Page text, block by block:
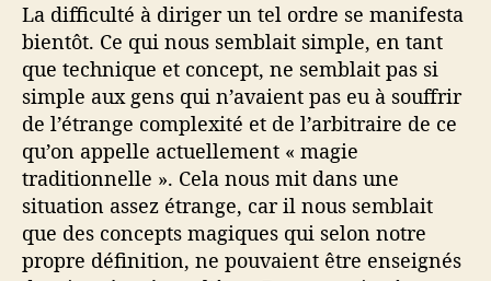
La difficulté à diriger un tel ordre se manifesta
bientôt. Ce qui nous semblait simple, en tant
que technique et concept, ne semblait pas si
simple aux gens qui n’avaient pas eu à souffrir
de l’étrange complexité et de l’arbitraire de ce
qu’on appelle actuellement « magie
traditionnelle ». Cela nous mit dans une
situation assez étrange, car il nous semblait
que des concepts magiques qui selon notre
propre définition, ne pouvaient être enseignés